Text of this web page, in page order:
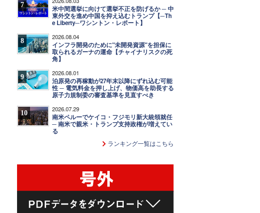
7
米中間選挙に向けて選挙不正を防げるか ─ 中
東外交を進め中国を抑え込むトランプ【─Th
e Liberty─ワシントン・レポート】
8 2026.08.04
インフラ開発のために"未開発資源"を担保に
取られるガーナの運命【チャイナリスクの死
角】
9 2026.08.01
泊原発の再稼動が27年末以降にずれ込む可能
性 ─ 電気料金を押し上げ、物価高を助長する
原子力規制委の審査基準を見直すべき
10 2026.07.29
南米ペルーでケイコ・フジモリ新大統領就任
─ 南米で親米・トランプ支持政権が増えてい
る
ランキング一覧はこちら